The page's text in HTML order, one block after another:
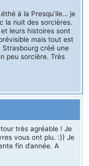
à la Presqu’ile… je
la nuit des sorcières.
leurs histoires sont
mais tout est
Strasbourg créé une
peu sorcière. Très
très agréable ! Je
vous ont plu. :)) Je
fin d’année. A